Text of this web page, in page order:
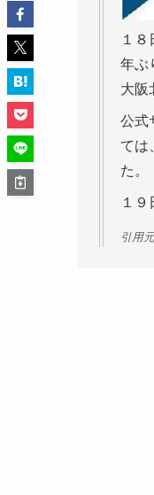
１
年ぶ
大阪
公式
ては
た。
１
引用